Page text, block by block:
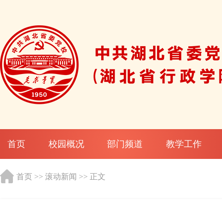
首页 校园概况 部门频道 教学工作
首页 >> 滚动新闻 >> 正文